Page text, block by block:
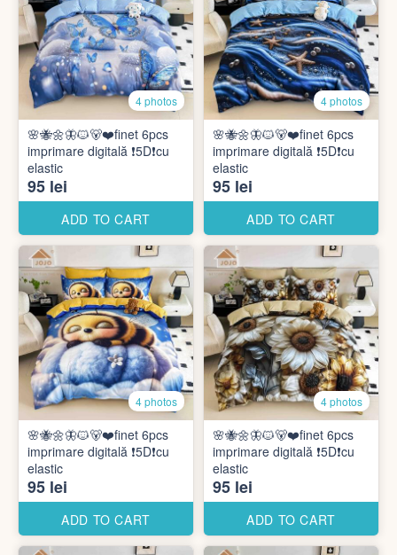
4 photos
🌸🐝🌼🦋🐱🐻❤️finet 6pcs
imprimare digitală ❗️5D❗️cu
elastic
95 lei
ADD TO CART
4 photos
🌸🐝🌼🦋🐱🐻❤️finet 6pcs
imprimare digitală ❗️5D❗️cu
elastic
95 lei
ADD TO CART
4 photos
🌸🐝🌼🦋🐱🐻❤️finet 6pcs
imprimare digitală ❗️5D❗️cu
elastic
95 lei
ADD TO CART
4 photos
🌸🐝🌼🦋🐱🐻❤️finet 6pcs
imprimare digitală ❗️5D❗️cu
elastic
95 lei
ADD TO CART